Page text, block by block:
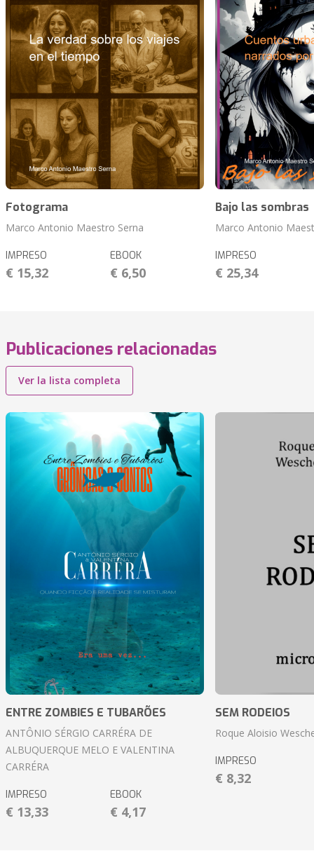
Fotograma
Marco Antonio Maestro Serna
IMPRESO
€ 15,32
EBOOK
€ 6,50
Bajo las sombras
Marco Antonio
IMPRESO
€ 25,34
Publicaciones relacionadas
Ver la lista completa
ENTRE ZOMBIES E TUBARÕES
ANTÔNIO SÉRGIO CARRÉRA DE
ALBUQUERQUE MELO E VALENTINA
CARRÉRA
IMPRESO
€ 13,33
EBOOK
€ 4,17
SEM RODEIOS
Roque Aloisio
IMPRESO
€ 8,32